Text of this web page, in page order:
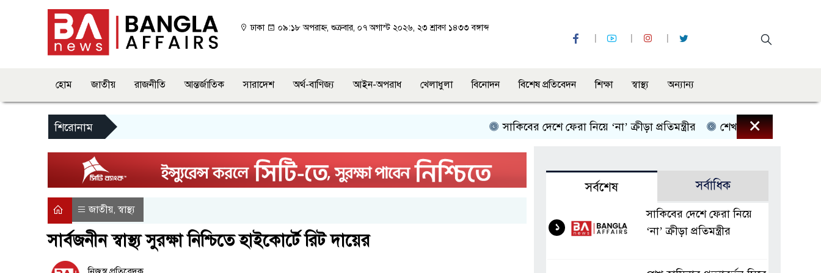
ঢাকা ০৯:১৮ অপরাহ্ন, শুক্রবার, ০৭ অগাস্ট ২০২৬, ২৩ শ্রাবণ ১৪৩৩ বঙ্গাব্দ
হোম জাতীয় রাজনীতি আন্তর্জাতিক সারাদেশ অর্থ-বাণিজ্য আইন-অপরাধ খেলাধুলা বিনোদন বিশেষ প্রতিবেদন শিক্ষা স্বাস্থ্য অন্যান্য
শিরোনাম সাকিবের দেশে ফেরা নিয়ে ‘না’ ক্রীড়া প্রতিমন্ত্রীর শেখ হাসিনার প্রত্যাবর্তন
×
জাতীয়,স্বাস্থ্য
সার্বজনীন স্বাস্থ্য সুরক্ষা নিশ্চিতে হাইকোর্টে রিট দায়ের
সর্বশেষ সর্বাধিক
সাকিবের দেশে ফেরা নিয়ে
‘না’ ক্রীড়া প্রতিমন্ত্রীর
১